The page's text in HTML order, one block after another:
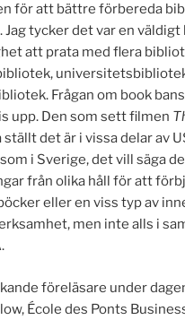
för att bättre förbereda
tycker det var en väldigt
att prata med flera
Frågan om book
upp. Den som sett filmen
det är i vissa delar av
i Sverige, det vill säga
från olika håll för att
eller en viss typ av
men inte alls i
föreläsare under
École des Ponts